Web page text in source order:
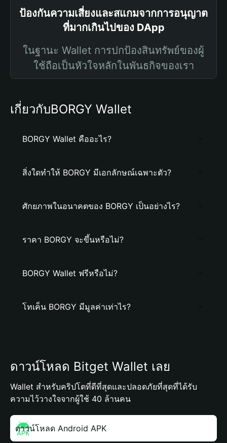
ป้องกันความเสี่ยงและสแกมจากการอนุญาต
ที่มากเกินไปของ DApp
ในฐานะ Wallet การปกป้องสินทรัพย์ของผู้
ใช้ถือเป็นหัวใจหลักในพันธกิจของเรา
เกี่ยวกับBORGY Wallet
BORGY Wallet คืออะไร?
สิ่งใดทำให้ BORGY มีเอกลักษณ์เฉพาะตัว?
ศักยภาพในอนาคตของ BORGY เป็นอย่างไร?
ราคา BORGY จะขึ้นหรือไม่?
BORGY Wallet ฟรีหรือไม่?
โทเค็น BORGY มีมูลค่าเท่าไร?
ดาวน์โหลด Bitget Wallet เลย
Wallet สำหรับคริปโตที่ดีที่สุดและปลอดภัยที่สุดที่ได้รับ
ความไว้วางใจจากผู้ใช้ 40 ล้านคน
ดาวน์โหลด Android APK